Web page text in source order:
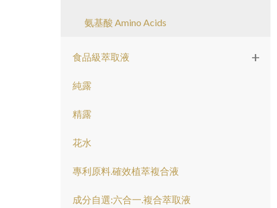
氨基酸 Amino Acids
食品級萃取液 +
純露
精露
花水
專利原料.確效植萃複合液
成分自選:六合一.複合萃取液